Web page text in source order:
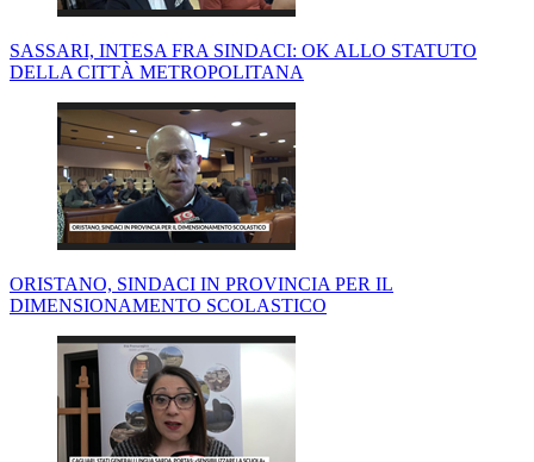
SASSARI, INTESA FRA SINDACI: OK ALLO STATUTO
DELLA CITTÀ METROPOLITANA
ORISTANO, SINDACI IN PROVINCIA PER IL
DIMENSIONAMENTO SCOLASTICO